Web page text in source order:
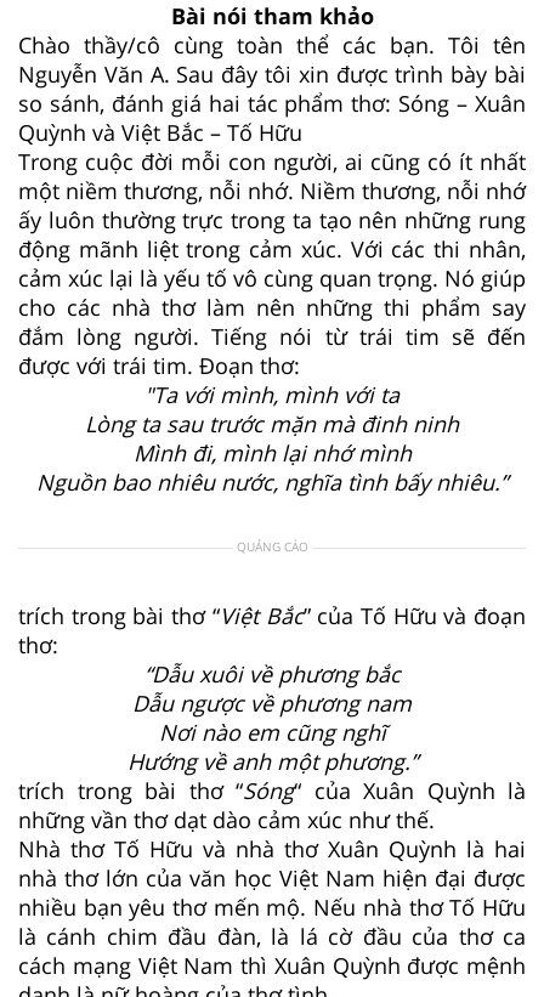
Bài nói tham khảo
Chào thầy/cô cùng toàn thể các bạn. Tôi tên
Nguyễn Văn A. Sau đây tôi xin được trình bày bài
so sánh, đánh giá hai tác phẩm thơ: Sóng – Xuân
Quỳnh và Việt Bắc – Tố Hữu
Trong cuộc đời mỗi con người, ai cũng có ít nhất
một niềm thương, nỗi nhớ. Niềm thương, nỗi nhớ
ấy luôn thường trực trong ta tạo nên những rung
động mãnh liệt trong cảm xúc. Với các thi nhân,
cảm xúc lại là yếu tố vô cùng quan trọng. Nó giúp
cho các nhà thơ làm nên những thi phẩm say
đắm lòng người. Tiếng nói từ trái tim sẽ đến
được với trái tim. Đoạn thơ:
"Ta với mình, mình với ta
Lòng ta sau trước mặn mà đinh ninh
Mình đi, mình lại nhớ mình
Nguồn bao nhiêu nước, nghĩa tình bấy nhiêu.”
QUẢNG CÁO
trích trong bài thơ “Việt Bắc” của Tố Hữu và đoạn
thơ:
“Dẫu xuôi về phương bắc
Dẫu ngược về phương nam
Nơi nào em cũng nghĩ
Hướng về anh một phương.”
trích trong bài thơ “Sóng“ của Xuân Quỳnh là
những vần thơ dạt dào cảm xúc như thế.
Nhà thơ Tố Hữu và nhà thơ Xuân Quỳnh là hai
nhà thơ lớn của văn học Việt Nam hiện đại được
nhiều bạn yêu thơ mến mộ. Nếu nhà thơ Tố Hữu
là cánh chim đầu đàn, là lá cờ đầu của thơ ca
cách mạng Việt Nam thì Xuân Quỳnh được mệnh